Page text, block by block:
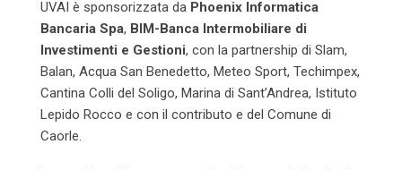
UVAI è sponsorizzata da Phoenix Informatica
Bancaria Spa, BIM-Banca Intermobiliare di
Investimenti e Gestioni, con la partnership di Slam,
Balan, Acqua San Benedetto, Meteo Sport, Techimpex,
Cantina Colli del Soligo, Marina di Sant’Andrea, Istituto
Lepido Rocco e con il contributo e del Comune di
Caorle.